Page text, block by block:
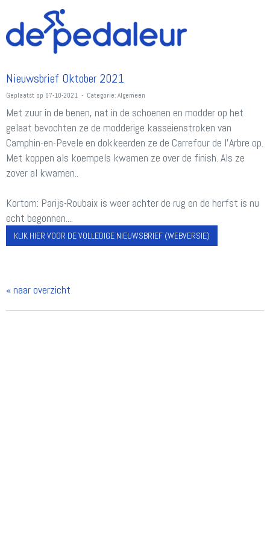
Nieuwsbrief Oktober 2021
Geplaatst op 07-10-2021 - Categorie: Algemeen
Met zuur in de benen, nat in de schoenen en modder op het
gelaat bevochten ze de modderige kasseienstroken van
Camphin-en-Pevele en dokkeerden ze de Carrefour de l'Arbre op.
Met koppen als koempels kwamen ze over de finish. Als ze
zover al kwamen..
Kortom: Parijs-Roubaix is weer achter de rug en de herfst is nu
echt begonnen....
KLIK HIER VOOR DE VOLLEDIGE NIEUWSBRIEF (WEBVERSIE)
« naar overzicht